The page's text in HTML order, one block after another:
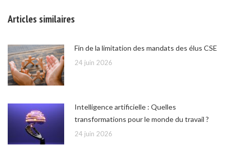
Articles similaires
Fin de la limitation des mandats des élus CSE
24 juin 2026
Intelligence artificielle : Quelles
transformations pour le monde du travail ?
24 juin 2026